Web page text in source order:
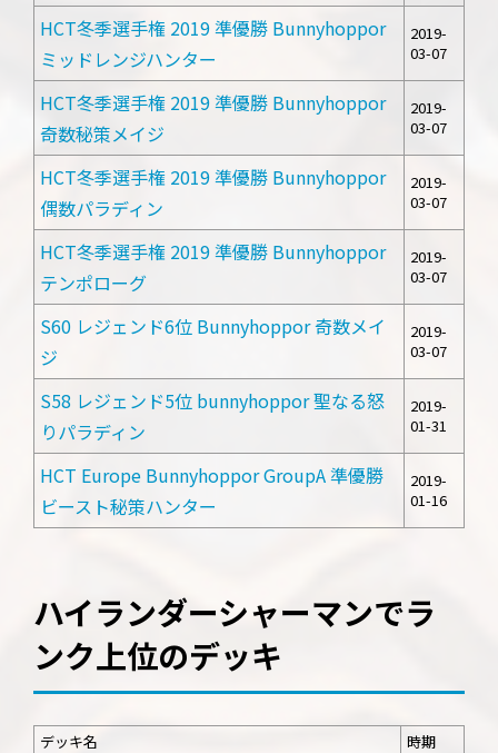
HCT冬季選手権 2019 準優勝 Bunnyhoppor
ミッドレンジハンター
2019-
03-07
HCT冬季選手権 2019 準優勝 Bunnyhoppor
奇数秘策メイジ
2019-
03-07
HCT冬季選手権 2019 準優勝 Bunnyhoppor
偶数パラディン
2019-
03-07
HCT冬季選手権 2019 準優勝 Bunnyhoppor
テンポローグ
2019-
03-07
S60 レジェンド6位 Bunnyhoppor 奇数メイ
ジ
2019-
03-07
S58 レジェンド5位 bunnyhoppor 聖なる怒
りパラディン
2019-
01-31
HCT Europe Bunnyhoppor GroupA 準優勝
ビースト秘策ハンター
2019-
01-16
ハイランダーシャーマンでラ
ンク上位のデッキ
デッキ名 時期